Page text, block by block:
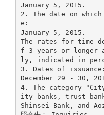
January 5, 2015.
2. The date on
e:
January 5, 2015.
The rates for time
f 3 years or longer
ly, indicated in
3. Dates of issuance:
December 29 - 30,
4. The category
ity banks, trust
Shinsei Bank, and